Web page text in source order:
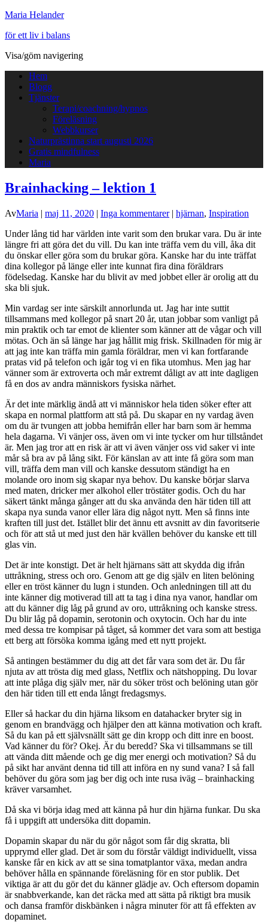
Maria Helander
för ett liv i balans
Visa/göm navigering
Hem
Blogg
Tjänster
Terapi/coachning/hypnos
Föreläsning
Webbkurser
Naturprästinna start augusti 2026
Gratis mindfulness
Maria
Brainhacking – lektion 1
AvMaria | maj 11, 2020 | Inga kommentarer| hjärnan, Inspiration
Under lång tid har världen inte varit som den brukar vara. Du är inte
längre fri att göra det du vill. Du kan inte träffa vem du vill, åka dit
du önskar eller göra som du brukar göra. Kanske har du inte träffat
dina kollegor på länge eller inte kunnat fira dina föräldrars
födelsedag. Kanske har du blivit av med jobbet eller är orolig att du
ska bli sjuk.
Min vardag ser inte särskilt annorlunda ut. Jag har inte suttit
tillsammans med kollegor på snart 20 år, utan jobbar som vanligt på
min praktik och tar emot de klienter som känner att de vågar och vill
mötas. Och än så länge har jag hållit mig frisk. Skillnaden för mig är
att jag inte kan träffa min gamla föräldrar, men vi kan fortfarande
pratas vid på telefon och igår tog vi en fika utomhus. Men jag har
vänner som är extroverta och mår extremt dåligt av att inte dagligen
få en dos av andra människors fysiska närhet.
Är det inte märklig ändå att vi människor hela tiden söker efter att
skapa en normal plattform att stå på. Du skapar en ny vardag även
om du är tvungen att jobba hemifrån eller har barn som är hemma
hela dagarna. Vi vänjer oss, även om vi inte tycker om hur tillståndet
är. Men jag tror att en risk är att vi även vänjer oss vid saker vi inte
mår så bra av på lång sikt. För känslan av att inte få göra som man
vill, träffa dem man vill och kanske dessutom ständigt ha en
molande oro inom sig skapar nya behov. Du kanske börjar slarva
med maten, dricker mer alkohol eller tröstäter godis. Och du har
säkert tänkt många gånger att du ska använda den här tiden till att
skapa nya sunda vanor eller lära dig något nytt. Men så finns inte
kraften till just det. Istället blir det ännu ett avsnitt av din favoritserie
och för att stå ut med just den här kvällen behöver du kanske ett till
glas vin.
Det är inte konstigt. Det är helt hjärnans sätt att skydda dig ifrån
uttråkning, stress och oro. Genom att ge dig själv en liten belöning
eller en tröst känner du lugn i stunden. Och anledningen till att du
inte känner dig motiverad till att ta tag i dina nya vanor, handlar om
att du känner dig låg på grund av oro, uttråkning och kanske stress.
Du blir låg på dopamin, serotonin och oxytocin. Och har du inte
med dessa tre kompisar på tåget, så kommer det vara som att bestiga
ett berg att försöka komma igång med ett nytt projekt.
Så antingen bestämmer du dig att det får vara som det är. Du får
njuta av att trösta dig med glass, Netflix och nätshopping. Du lovar
att inte plåga dig själv mer, när du söker tröst och belöning utan gör
den här tiden till ett enda långt fredagsmys.
Eller så hackar du din hjärna liksom en datahacker bryter sig in
genom en brandvägg och hjälper den att känna motivation och kraft.
Så du kan på ett självsnällt sätt ge din kropp och ditt inre en boost.
Vad känner du för? Okej. Är du beredd? Ska vi tillsammans se till
att vända ditt mående och ge dig mer energi och motivation? Så du
på sikt har använt denna tid till att införa en ny sund vana? I så fall
behöver du göra som jag ber dig och inte rusa iväg – brainhacking
kräver varsamhet.
Då ska vi börja idag med att känna på hur din hjärna funkar. Du ska
få i uppgift att undersöka ditt dopamin.
Dopamin skapar du när du gör något som får dig skratta, bli
upprymd eller glad. Det är som du förstår väldigt individuellt, vissa
kanske får en kick av att se sina tomatplantor växa, medan andra
behöver hålla en spännande föreläsning för en stor publik. Det
viktiga är att du gör det du känner glädje av. Och eftersom dopamin
är snabbverkande, kan det räcka med att sätta på riktigt bra musik
och dansa framför diskbänken i några minuter för att få effekten av
dopaminet.